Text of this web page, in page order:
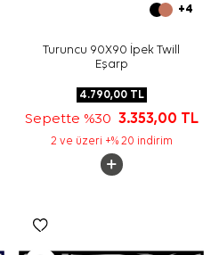
+4
Turuncu 90X90 İpek Twill
Eşarp
4.790,00TL
Sepette %30 3.353,00 TL
2 ve üzeri +% 20 indirim